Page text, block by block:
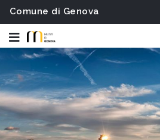
Comune di Genova